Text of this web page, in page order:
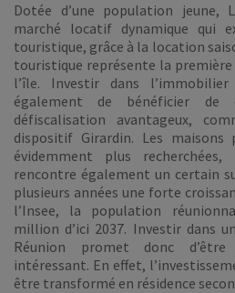
Dotée d’une population jeune,
marché locatif dynamique qui
touristique, grâce à la location
touristique représente la première
l’île. Investir dans
également de bénéficier de
défiscalisation avantageux,
dispositif Girardin. Les maisons
évidemment plus
rencontre également un certain
plusieurs années une forte
l’Insee, la population
million d’ici 2037. Investir dans
Réunion promet donc
intéressant. En effet,
être transformé en résidence